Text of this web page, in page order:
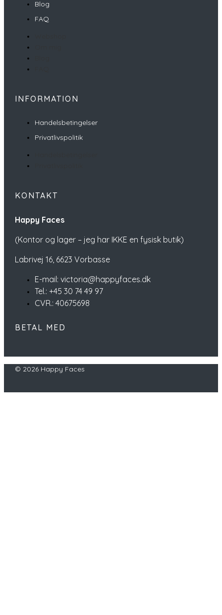
Blog
FAQ
INFORMATION
Handelsbetingelser
Privatlivspolitik
KONTAKT
Happy Faces
(Kontor og lager – jeg har IKKE en fysisk butik)
Labrivej 16, 6623 Vorbasse
E-mail: victoria@happyfaces.dk
Tel.: +45 30 74 49 97
CVR.: 40675698
BETAL MED
© 2026 Happy Faces